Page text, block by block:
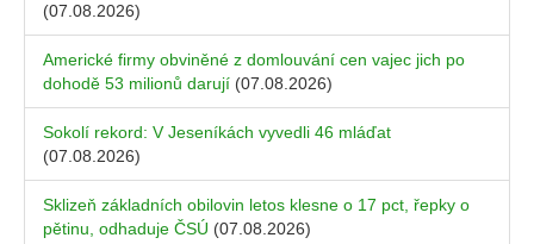
(07.08.2026)
Americké firmy obviněné z domlouvání cen vajec jich po
dohodě 53 milionů darují (07.08.2026)
Sokolí rekord: V Jeseníkách vyvedli 46 mláďat
(07.08.2026)
Sklizeň základních obilovin letos klesne o 17 pct, řepky o
pětinu, odhaduje ČSÚ (07.08.2026)